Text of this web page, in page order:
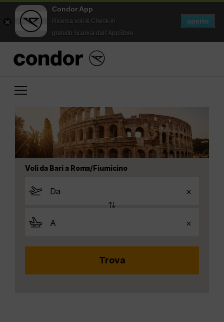
Condor App
Ricerca voli & Check-in
gratuito Scarica dall`AppStore
aperto
Voli da Bari a Roma/Fiumicino